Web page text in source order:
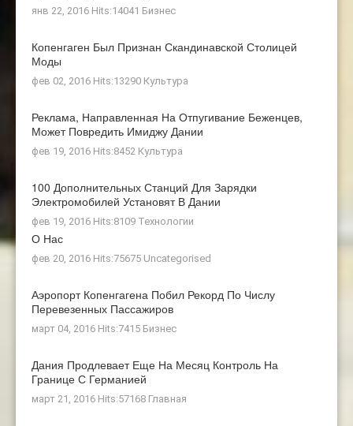
янв 22, 2016 Hits:14041 Бизнес
Копенгаген Был Признан Скандинавской Столицей
Моды
фев 02, 2016 Hits:13290 Культура
Реклама, Направленная На Отпугивание Беженцев,
Может Повредить Имиджу Дании
фев 19, 2016 Hits:8452 Культура
100 Дополнительных Станций Для Зарядки
Электромобилей Установят В Дании
фев 19, 2016 Hits:8109 Технологии
О Нас
фев 20, 2016 Hits:75675 Uncategorised
Аэропорт Копенгагена Побил Рекорд По Числу
Перевезенных Пассажиров
март 04, 2016 Hits:7415 Бизнес
Дания Продлевает Еще На Месяц Контроль На
Границе С Германией
март 21, 2016 Hits:57168 Главная